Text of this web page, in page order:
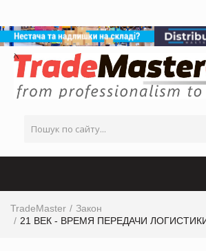
TradeMaster
Закон
21 ВЕК - ВРЕМЯ ПЕРЕДАЧИ